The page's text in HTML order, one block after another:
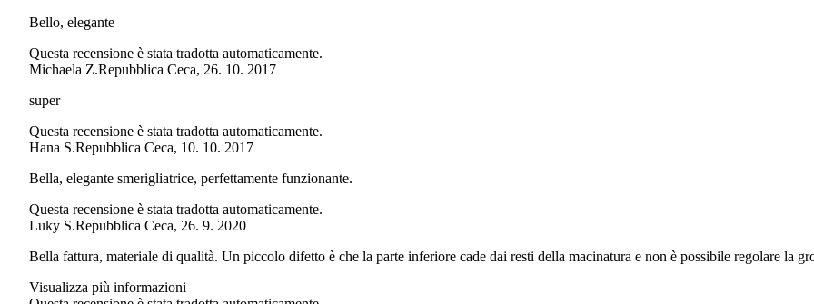
Bello, elegante
Questa recensione è stata tradotta automaticamente.
Michaela Z.Repubblica Ceca, 26. 10. 2017
super
Questa recensione è stata tradotta automaticamente.
Hana S.Repubblica Ceca, 10. 10. 2017
Bella, elegante smerigliatrice, perfettamente funzionante.
Questa recensione è stata tradotta automaticamente.
Luky S.Repubblica Ceca, 26. 9. 2020
Bella fattura, materiale di qualità. Un piccolo difetto è che la parte inferiore cade dai resti della macinatura e non è possibile regolare la
Visualizza più informazioni